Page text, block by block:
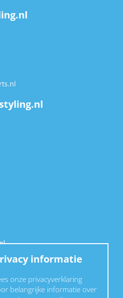
informatie
onze privacyverklaring
belangrijke informatie over